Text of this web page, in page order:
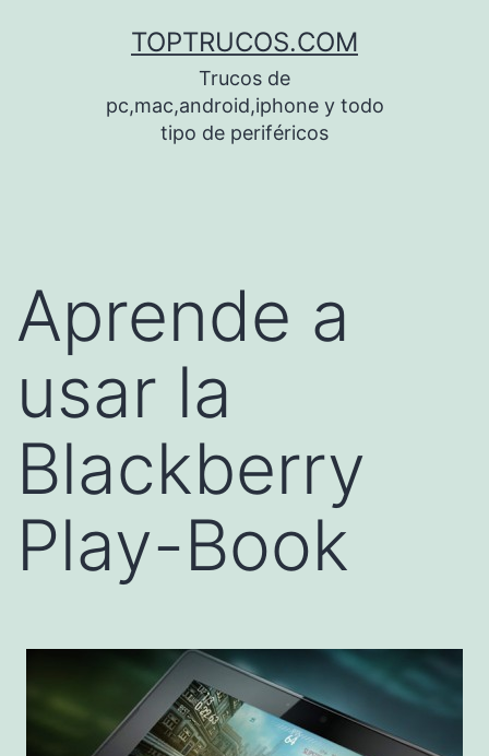
TOPTRUCOS.COM
Trucos de
pc,mac,android,iphone y todo
tipo de periféricos
Aprende a
usar la
Blackberry
Play-Book